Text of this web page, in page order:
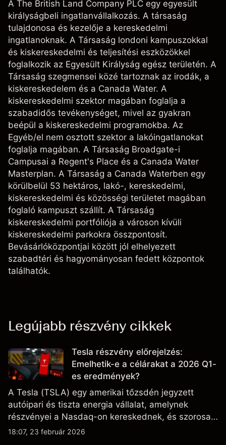
A The British Land Company PLC egy egyesült
királyságbeli ingatlanvállalkozás. A társaság
tulajdonosa és kezelője a kereskedelmi
ingatlanoknak. A Társaság londoni kampuszokkal
és kiskereskedelmi és teljesítési eszközökkel
foglalkozik az Egyesült Királyság egész területén. A
Társaság szegmensei közé tartoznak az irodák, a
kiskereskedelem és a Canada Water. A
kiskereskedelmi szektor magában foglalja a
szabadidős tevékenységet, mivel az gyakran
beépül a kiskereskedelmi programokba. Az
Egyéb/el nem osztott szektor a lakóingatlanokat
foglalja magában. A Társaság Broadgate-i
Campusai a Regent's Place és a Canada Water
Masterplan. A Társaság a Canada Waterben egy
körülbelül 53 hektáros, lakó-, kereskedelmi,
kiskereskedelmi és közösségi területet magában
foglaló kampuszt szállít. A Társaság
kiskereskedelmi portfóliója a városon kívüli
kiskereskedelmi parkokra összpontosít.
Bevásárlóközpontjai között jól elhelyezett
szabadtéri és hagyományosan fedett központok
találhatók.
Legújabb részvény cikkek
Tesla részvény előrejelzés:
Emelhetik-e a célárakat a 2026 Q1-
es eredmények?
A Tesla (TSLA) egy amerikai tőzsdén jegyzett
autóipari és tiszta energia vállalat, amelynek
részvényei a Nasdaq-on kereskednek, és szorosan
figyelik az eredményteljesítményt, a szállítási
18:07, 23 február 2026